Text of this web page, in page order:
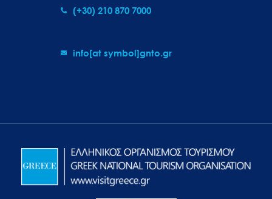
(+30) 210 870 7000
info[at symbol]gnto.gr